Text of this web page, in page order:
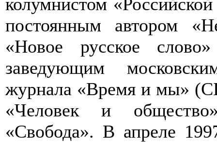
постоянным автором
«Новое русское
заведующим
журнала «Время и мы»
«Человек и
«Свобода». В апреле